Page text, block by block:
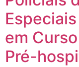
em
Pré-